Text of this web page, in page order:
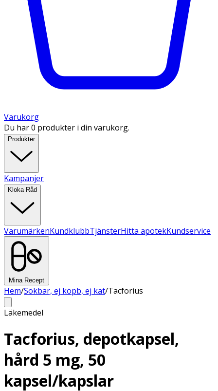
Varukorg
Du har 0 produkter i din varukorg.
Produkter
Kampanjer
Kloka Råd
VarumärkenKundklubbTjänsterHitta apotekKundservice
Mina Recept
Hem/Sökbar, ej köpb, ej kat/Tacforius
Läkemedel
Tacforius, depotkapsel,
hård 5 mg, 50
kapsel/kapslar